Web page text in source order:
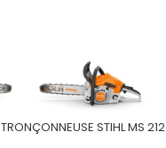
TRONÇONNEUSE STIHL MS 212